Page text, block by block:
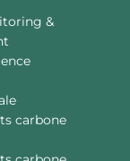
&
carbone